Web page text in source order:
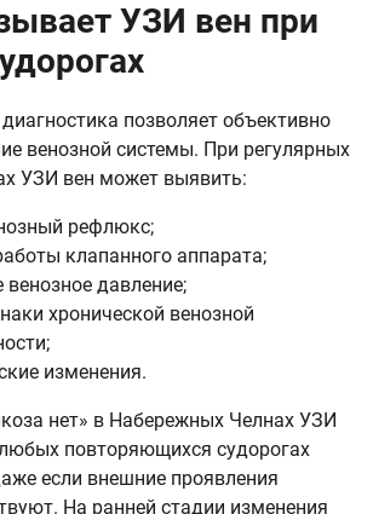
УЗИ вен при
позволяет объективно
венозной системы. При регулярных
УЗИ вен может выявить:
рефлюкс;
клапанного аппарата;
давление;
хронической венозной
изменения.
нет» в Набережных Челнах УЗИ
повторяющихся судорогах
если внешние проявления
На ранней стадии изменения